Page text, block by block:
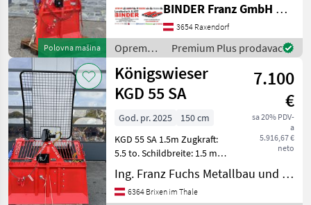
Polovna mašina
mit Totmannschaltung,
Schutzgitter,
Rückeschildbreite 1.000mm
mit 8 St. fix mit dem Schild
BINDER Franz GmbH & CoKG
3654 Raxendorf
Oprema
za šumu i
obradu
drveta /
Königswieser
Premium Plus prodavac
Königswieser
KGD 55 SA
7.100
€
sa 20% PDV-
a
5.916,67 €
neto
God. pr. 2025
150 cm
KGD 55 SA 1.5m Zugkraft:
5.5 to. Schildbreite: 1.5 m
Inkl. unterer Seileinlauf,
Anhangkupplung,
Seilausstoß,
Ing. Franz Fuchs Metallbau und Landtechnik GmbH & CoKG
6364 Brixen im Thale